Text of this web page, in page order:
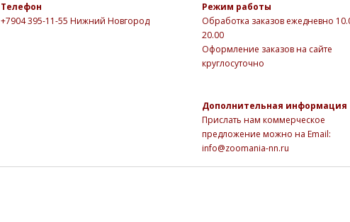
Телефон
+7904 395-11-55 Нижний Новгород
Режим работы
Обработка заказов ежедневно
20.00
Оформление заказов на сайте
круглосуточно
Дополнительная информация
Прислать нам коммерческое
предложение можно на Email:
info@zoomania-nn.ru